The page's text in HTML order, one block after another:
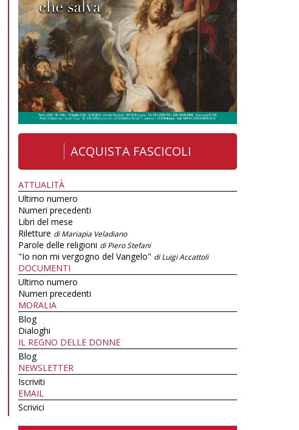
ACQUISTA FASCICOLI
ATTUALITÀ
Ultimo numero
Numeri precedenti
Libri del mese
Riletture di Mariapia Veladiano
Parole delle religioni di Piero Stefani
"Io non mi vergogno del Vangelo" di Luigi Accattoli
DOCUMENTI
Ultimo numero
Numeri precedenti
MORALIA
Blog
Dialoghi
IL REGNO DELLE DONNE
Blog
NEWSLETTER
Iscriviti
EMAIL
Scrivici